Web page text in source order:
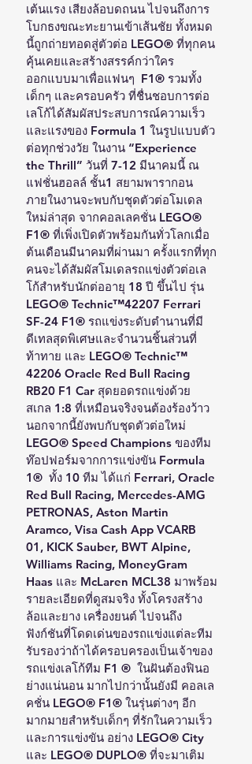
เต้นแรง เสียงล้อบดถนน ไปจนถึงการ
โบกธงขณะทะยานเข้าเส้นชัย ทั้งหมด
นี้ถูกถ่ายทอดสู่ตัวต่อ LEGO® ที่ทุกคน
คุ้นเคยและสร้างสรรค์กว่าใคร
ออกแบบมาเพื่อแฟนๆ  F1® รวมทั้ง
เด็กๆ และครอบครัว ที่ชื่นชอบการต่อ
เลโก้ได้สัมผัสประสบการณ์ความเร็ว
และแรงของ Formula 1 ในรูปแบบตัว
ต่อทุกช่วงวัย ในงาน “Experience
the Thrill” วันที่ 7-12 มีนาคมนี้ ณ
แฟชั่นฮอลล์ ชั้น1 สยามพารากอน
ภายในงานจะพบกับชุดตัวต่อโมเดล
ใหม่ล่าสุด จากคอลเลคชั่น LEGO®
F1® ที่เพิ่งเปิดตัวพร้อมกันทั่วโลกเมื่อ
ต้นเดือนมีนาคมที่ผ่านมา ครั้งแรกที่ทุก
คนจะได้สัมผัสโมเดลรถแข่งตัวต่อเล
โก้สำหรับนักต่ออายุ 18 ปี ขึ้นไป รุ่น
LEGO® Technic™42207 Ferrari
SF-24 F1® รถแข่งระดับตำนานที่มี
ดีเทลสุดพิเศษและจำนวนชิ้นส่วนที่
ท้าทาย และ LEGO® Technic™
42206 Oracle Red Bull Racing
RB20 F1 Car สุดยอดรถแข่งด้วย
สเกล 1:8 ที่เหมือนจริงจนต้องร้องว้าว
นอกจากนี้ยังพบกับชุดตัวต่อใหม่
LEGO® Speed Champions ของทีม
ท๊อปฟอร์มจากการแข่งขัน Formula
1®  ทั้ง 10 ทีม ได้แก่ Ferrari, Oracle
Red Bull Racing, Mercedes-AMG
PETRONAS, Aston Martin
Aramco, Visa Cash App VCARB
01, KICK Sauber, BWT Alpine,
Williams Racing, MoneyGram
Haas และ McLaren MCL38 มาพร้อม
รายละเอียดที่ดูสมจริง ทั้งโครงสร้าง
ล้อและยาง เครื่องยนต์ ไปจนถึง
ฟังก์ชันที่โดดเด่นของรถแข่งแต่ละทีม
รับรองว่าถ้าได้ครอบครองเป็นเจ้าของ
รถแข่งเลโก้ทีม F1 ®  ในฝันต้องฟินอ
ย่างแน่นอน มากไปกว่านั้นยังมี คอลเล
คชั่น LEGO® F1® ในรุ่นต่างๆ อีก
มากมายสำหรับเด็กๆ ที่รักในความเร็ว
และการแข่งขัน อย่าง LEGO® City
และ LEGO® DUPLO® ที่จะมาเติม